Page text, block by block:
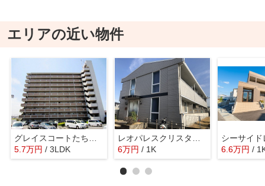
エリアの近い物件
グレイスコートたちばな
5.7万円 / 3LDK
レオパレスクリスタルⅡ
6万円 / 1K 6.6万円 /